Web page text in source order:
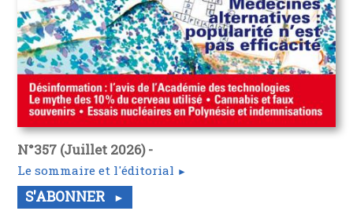
N°357 (Juillet 2026) -
Le sommaire et l'éditorial
S'ABONNER